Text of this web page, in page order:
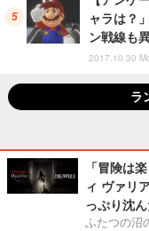
ャラは？
ン戦線も
2017.10.30
ラ
「冒険は
ィ ヴァリ
っぷり沈
ふたつの沼